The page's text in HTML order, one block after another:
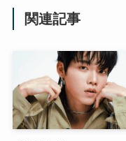
関連記事